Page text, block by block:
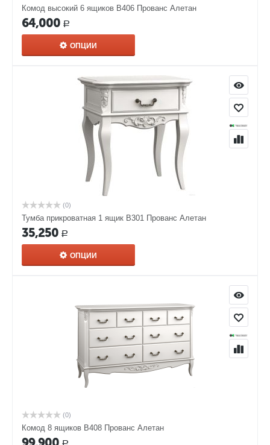
Комод высокий 6 ящиков В406 Прованс Алетан
64,000 Р
ОПЦИИ
(0)
Тумба прикроватная 1 ящик В301 Прованс Алетан
35,250 Р
ОПЦИИ
(0)
Комод 8 ящиков В408 Прованс Алетан
Р